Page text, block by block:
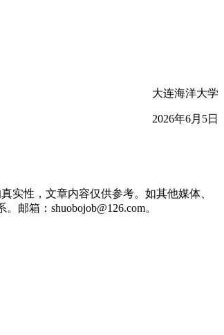
大连海洋大学
2026年6月5日
实性，文章内容仅供参考。如其他媒体、
箱：shuobojob@126.com。